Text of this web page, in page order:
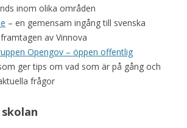
inom olika områden
– en gemensam ingång till svenska
av Vinnova
Opengov – öppen offentlig
ger tips om vad som är på gång och
frågor